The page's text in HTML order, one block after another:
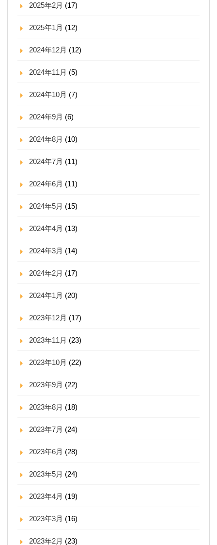
2025年2月 (17)
2025年1月 (12)
2024年12月 (12)
2024年11月 (5)
2024年10月 (7)
2024年9月 (6)
2024年8月 (10)
2024年7月 (11)
2024年6月 (11)
2024年5月 (15)
2024年4月 (13)
2024年3月 (14)
2024年2月 (17)
2024年1月 (20)
2023年12月 (17)
2023年11月 (23)
2023年10月 (22)
2023年9月 (22)
2023年8月 (18)
2023年7月 (24)
2023年6月 (28)
2023年5月 (24)
2023年4月 (19)
2023年3月 (16)
2023年2月 (23)